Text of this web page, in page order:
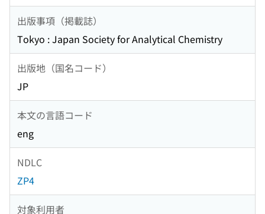
出版事項（掲載誌）
Tokyo : Japan Society for Analytical Chemistry
出版地（国名コード）
JP
本文の言語コード
eng
NDLC
ZP4
対象利用者